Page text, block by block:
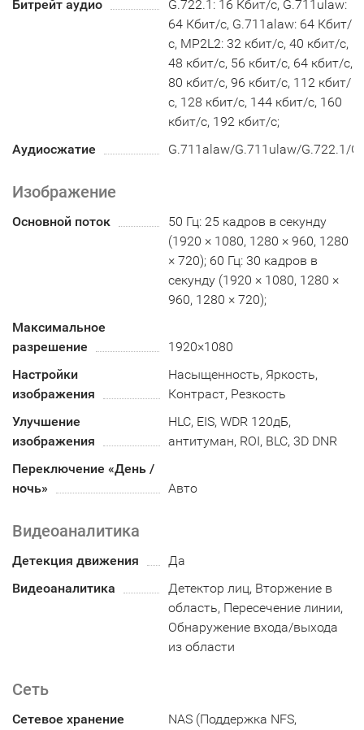
Битрейт аудио
G.722.1: 16 Кбит/с, G.711ulaw:
64 Кбит/с, G.711alaw: 64 Кбит/
с, MP2L2: 32 кбит/с, 40 кбит/с,
48 кбит/с, 56 кбит/с, 64 кбит/с,
80 кбит/с, 96 кбит/с, 112 кбит/
с, 128 кбит/с, 144 кбит/с, 160
кбит/с, 192 кбит/с;
Аудиосжатие
G.711alaw/G.711ulaw/G.722.1/
Изображение
Основной поток
50 Гц: 25 кадров в секунду
(1920 × 1080, 1280 × 960, 1280
× 720); 60 Гц: 30 кадров в
секунду (1920 × 1080, 1280 ×
960, 1280 × 720);
Максимальное
разрешение
1920×1080
Настройки
изображения
Насыщенность, Яркость,
Контраст, Резкость
Улучшение
изображения
HLC, EIS, WDR 120дБ,
антитуман, ROI, BLC, 3D DNR
Переключение «День /
ночь»
Авто
Видеоаналитика
Детекция движения
Да
Видеоаналитика
Детектор лиц, Вторжение в
область, Пересечение линии,
Обнаружение входа/выхода
из области
Сеть
Сетевое хранение
NAS (Поддержка NFS,